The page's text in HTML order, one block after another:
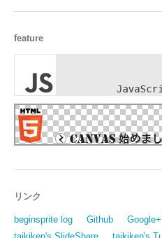
feature
リンク
beginsprite log Github Google+